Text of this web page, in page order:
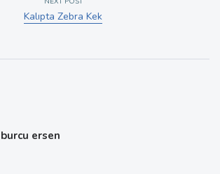
Kalıpta Zebra Kek
burcu ersen